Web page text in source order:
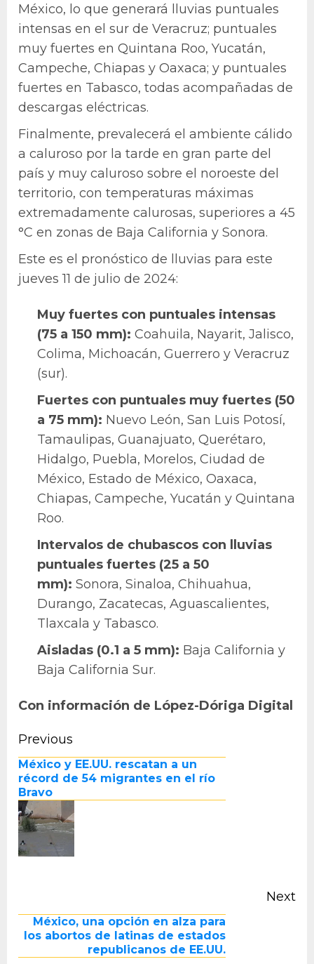
México, lo que generará lluvias puntuales
intensas en el sur de Veracruz; puntuales
muy fuertes en Quintana Roo, Yucatán,
Campeche, Chiapas y Oaxaca; y puntuales
fuertes en Tabasco, todas acompañadas de
descargas eléctricas.
Finalmente, prevalecerá el ambiente cálido
a caluroso por la tarde en gran parte del
país y muy caluroso sobre el noroeste del
territorio, con temperaturas máximas
extremadamente calurosas, superiores a 45
°C en zonas de Baja California y Sonora.
Este es el pronóstico de lluvias para este
jueves 11 de julio de 2024:
Muy fuertes con puntuales intensas
(75 a 150 mm): Coahuila, Nayarit, Jalisco,
Colima, Michoacán, Guerrero y Veracruz
(sur).
Fuertes con puntuales muy fuertes (50
a 75 mm): Nuevo León, San Luis Potosí,
Tamaulipas, Guanajuato, Querétaro,
Hidalgo, Puebla, Morelos, Ciudad de
México, Estado de México, Oaxaca,
Chiapas, Campeche, Yucatán y Quintana
Roo.
Intervalos de chubascos con lluvias
puntuales fuertes (25 a 50
mm): Sonora, Sinaloa, Chihuahua,
Durango, Zacatecas, Aguascalientes,
Tlaxcala y Tabasco.
Aisladas (0.1 a 5 mm): Baja California y
Baja California Sur.
Con información de López-Dóriga Digital
Continue
Reading
Previous
México y EE.UU. rescatan a un
récord de 54 migrantes en el río
Bravo
Next
post:
México, una opción en alza para
los abortos de latinas de estados
republicanos de EE.UU.